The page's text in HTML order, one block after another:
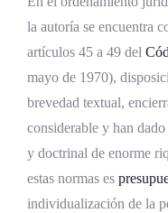
Marco
Fundamento
Instrumentos
El artículo 45
Instigación,
la autoría se encuentra
artículos 45 a 49 del
mayo de 1970),
brevedad textual,
considerable y han
y doctrinal de enorme
estas normas es
individualización de la